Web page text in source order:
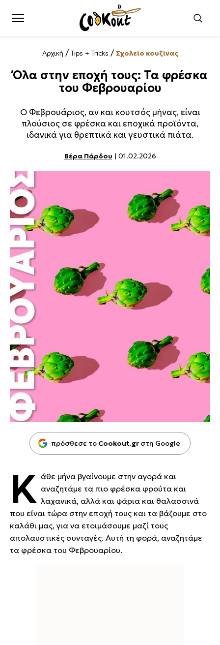
Αρχική / Tips + Tricks / Σχολείο κουζίνας
Όλα στην εποχή τους: Τα φρέσκα
του Φεβρουαρίου
Ο Φεβρουάριος, αν και κουτσός μήνας, είναι
πλούσιος σε φρέσκα και εποχικά προϊόντα,
ιδανικά για θρεπτικά και γευστικά πιάτα.
Βέρα Πάρδου | 01.02.2026
πρόσθεσε το Cookout.gr στη Google
Κ άθε μήνα βγαίνουμε στην αγορά και
αναζητάμε τα πιο φρέσκα φρούτα και
λαχανικά, αλλά και ψάρια και θαλασσινά
που είναι τώρα στην εποχή τους και τα βάζουμε στο
καλάθι μας, για να ετοιμάσουμε μαζί τους
απολαυστικές συνταγές. Αυτή τη φορά, αναζητάμε
τα φρέσκα του Φεβρουαρίου.